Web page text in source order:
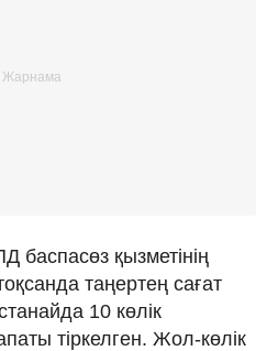
баспасөз қызметінің
таңертең сағат
10 көлік
тіркелген. Жол-көлік